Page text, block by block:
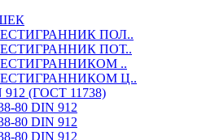
ПОЛ..
ПОТ..
..
Ц..
(ГОСТ 11738)
80 DIN 912
80 DIN 912
80 DIN 912